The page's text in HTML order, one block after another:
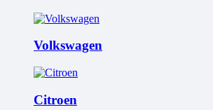
Volkswagen
Citroen